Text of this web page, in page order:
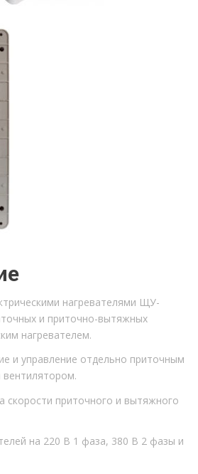
нагревателями ЩУ-
и приточно-вытяжных
нагревателем.
и управление отдельно приточным
скорости приточного и вытяжного
на 220 В 1 фаза, 380 В 2 фазы и